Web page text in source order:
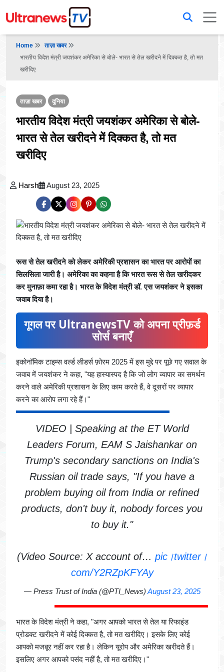
Home
ताज़ा खबर
भारतीय विदेश मंत्री जयशंकर अमेरिका से बोले- भारत से तेल खरीदने में दिक्कत है, तो मत
खरीदिए
ताज़ा खबर दुनिया
भारतीय विदेश मंत्री जयशंकर अमेरिका से बोले-
भारत से तेल खरीदने में दिक्कत है, तो मत
खरीदिए
Harsh August 23, 2025
रूस से तेल खरीदने को लेकर अमेरिकी प्रशासन का भारत पर आरोपों का
सिलसिला जारी है। अमेरिका का कहना है कि भारत रूस से तेल खरीदकर
कर मुनाफ़ा कमा रहा है। भारत के विदेश मंत्री डॉ. एस जयशंकर ने इसका
जवाब दिया है।
गूगल पर UltranewsTV को अपना प्रीफ़र्ड
सोर्स बनाएँ
इकोनॉमिक टाइम्स वर्ल्ड लीडर्स फ़ोरम 2025 में इस मुद्दे पर पूछे गए सवाल के
जवाब में जयशंकर ने कहा, "यह हास्यास्पद है कि जो लोग व्यापार का समर्थन
करने वाले अमेरिकी प्रशासन के लिए काम करते हैं, वे दूसरों पर व्यापार
करने का आरोप लगा रहे हैं।"
VIDEO | Speaking at the ET World
Leaders Forum, EAM S Jaishankar on
Trump's secondary sanctions on India's
Russian oil trade says, "If you have a
problem buying oil from India or refined
products, don't buy it, nobody forces you
to buy it."
(Video Source: X account of… pic।twitter।
com/Y2RZpKFYAy
— Press Trust of India (@PTI_News) August 23, 2025
भारत के विदेश मंत्री ने कहा, "अगर आपको भारत से तेल या रिफाइंड
प्रोडक्ट खरीदने में कोई दिक्कत है, तो मत खरीदिए। इसके लिए कोई
आपको मजबूर नहीं कर रहा है। लेकिन यूरोप और अमेरिका खरीदते हैं।
इसलिए अगर आपको पसंद नहीं है, तो मत खरीदिए।"